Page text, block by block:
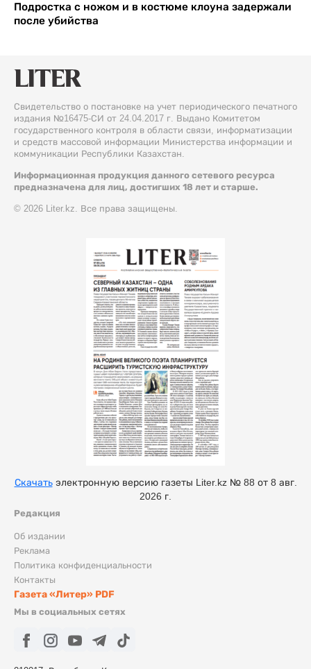
Подростка с ножом и в костюме клоуна задержали
после убийства
Свидетельство о постановке на учет периодического печатного
издания №16475-СИ от 24.04.2017 г. Выдано Комитетом
государственного контроля в области связи, информатизации
и средств массовой информации Министерства информации и
коммуникации Республики Казахстан.
Информационная продукция данного сетевого ресурса
предназначена для лиц, достигших 18 лет и старше.
© 2026 Liter.kz. Все права защищены.
Редакция
Об издании
Реклама
Политика конфиденциальности
Контакты
Газета «Литер» PDF
Мы в социальных сетях
Скачатьэлектронную версию газеты Liter.kz № 88 от 8 авг.
2026 г.